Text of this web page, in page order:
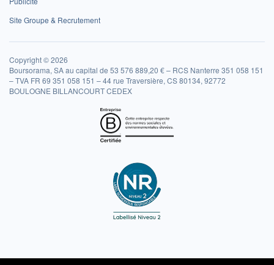
Site Groupe & Recrutement
Copyright © 2026
Boursorama, SA au capital de 53 576 889,20 € – RCS Nanterre 351 058 151
– TVA FR 69 351 058 151 – 44 rue Traversière, CS 80134, 92772
BOULOGNE BILLANCOURT CEDEX